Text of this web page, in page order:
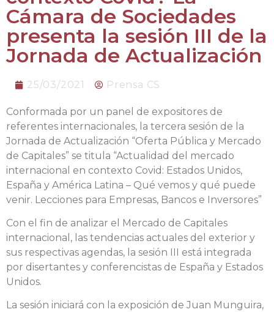
Cámara de Sociedades
presenta la sesión III de la
Jornada de Actualización
25/03/2021 Prensa CS
Conformada por un panel de expositores de
referentes internacionales, la tercera sesión de la
Jornada de Actualización “Oferta Pública y Mercado
de Capitales” se titula “Actualidad del mercado
internacional en contexto Covid: Estados Unidos,
España y América Latina – Qué vemos y qué puede
venir. Lecciones para Empresas, Bancos e Inversores”
Con el fin de analizar el Mercado de Capitales
internacional, las tendencias actuales del exterior y
sus respectivas agendas, la sesión III está integrada
por disertantes y conferencistas de España y Estados
Unidos.
La sesión iniciará con la exposición de Juan Munguira,